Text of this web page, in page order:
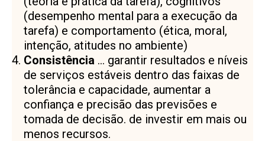
(desempenho mental para a execução da
tarefa) e comportamento (ética, moral,
intenção, atitudes no ambiente)
Consistência … garantir resultados e níveis
de serviços estáveis dentro das faixas de
tolerância e capacidade, aumentar a
confiança e precisão das previsões e
tomada de decisão. de investir em mais ou
menos recursos.